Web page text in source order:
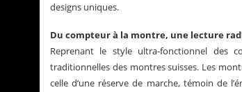
designs uniques.
Du compteur à la montre, une lecture
Reprenant le style ultra-fonctionnel des
traditionnelles des montres suisses. Les
celle d’une réserve de marche, témoin de
La Santos de Cartier Le